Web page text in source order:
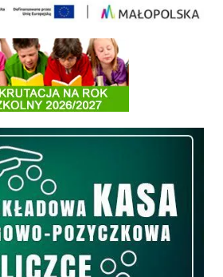
o terminach rekrutacji na rok szkolny 2026/2027
- Pożyczkowa